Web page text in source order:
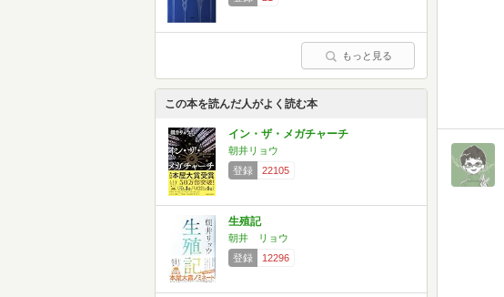
もっと見る
この本を読んだ人がよく読む本
イン・ザ・メガチャーチ
朝井リョウ
登録
22105
生殖記
朝井 リョウ
登録
12296